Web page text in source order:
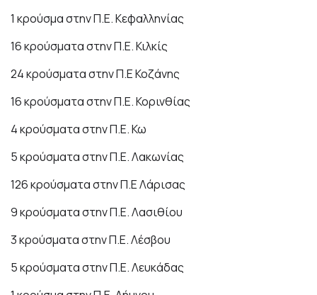
1 κρούσμα στην Π.Ε. Κεφαλληνίας
16 κρούσματα στην Π.Ε. Κιλκίς
24 κρούσματα στην Π.Ε Κοζάνης
16 κρούσματα στην Π.Ε. Κορινθίας
4 κρούσματα στην Π.Ε. Κω
5 κρούσματα στην Π.Ε. Λακωνίας
126 κρούσματα στην Π.Ε Λάρισας
9 κρούσματα στην Π.Ε. Λασιθίου
3 κρούσματα στην Π.Ε. Λέσβου
5 κρούσματα στην Π.Ε. Λευκάδας